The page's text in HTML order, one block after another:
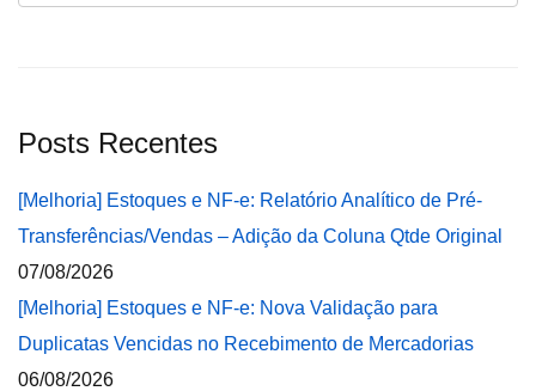
Posts Recentes
[Melhoria] Estoques e NF-e: Relatório Analítico de Pré-
Transferências/Vendas – Adição da Coluna Qtde Original
07/08/2026
[Melhoria] Estoques e NF-e: Nova Validação para
Duplicatas Vencidas no Recebimento de Mercadorias
06/08/2026